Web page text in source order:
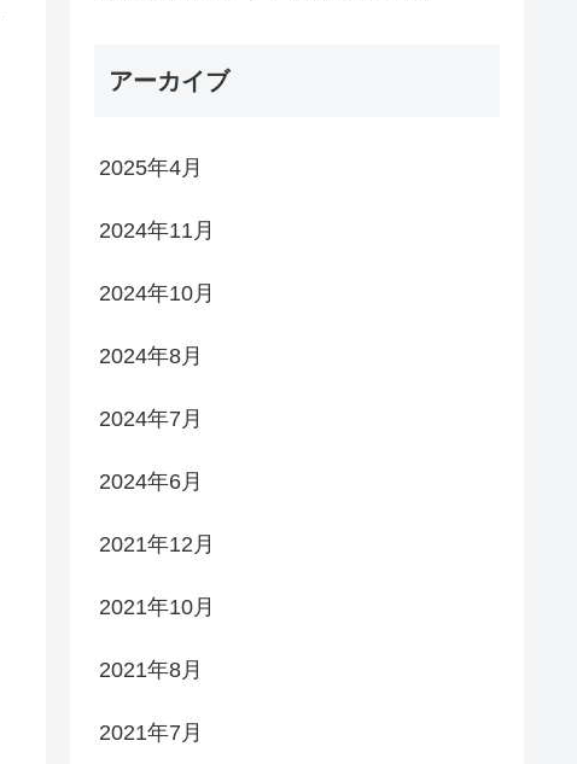
アーカイブ
2025年4月
2024年11月
2024年10月
2024年8月
2024年7月
2024年6月
2021年12月
2021年10月
2021年8月
2021年7月